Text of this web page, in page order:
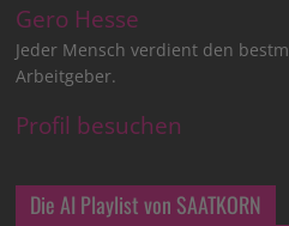
Gero Hesse
Jeder Mensch verdient den
Arbeitgeber.
Profil besuchen
Die AI Playlist von SAATKORN